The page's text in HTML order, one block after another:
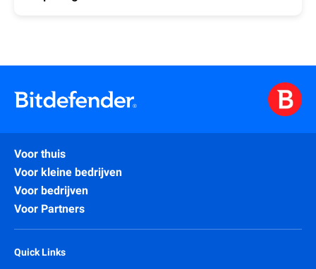
technische ondersteuning voor xSP-
producten
Voor thuis
Voor kleine bedrijven
Voor bedrijven
Voor Partners
Quick Links